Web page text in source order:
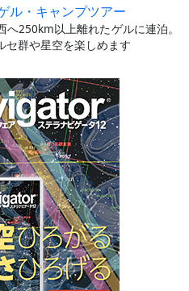
ル・キャンプツアー
へ250km以上離れたゲルに連泊。
セ群や星空を楽しめます